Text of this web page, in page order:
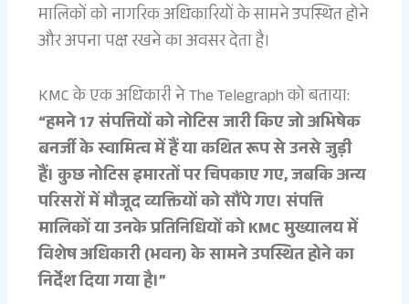
मालिकों को नागरिक अधिकारियों के सामने उपस्थित होने
और अपना पक्ष रखने का अवसर देता है।
KMC के एक अधिकारी ने The Telegraph को बताया:
“हमने 17 संपत्तियों को नोटिस जारी किए जो अभिषेक
बनर्जी के स्वामित्व में हैं या कथित रूप से उनसे जुड़ी
हैं। कुछ नोटिस इमारतों पर चिपकाए गए, जबकि अन्य
परिसरों में मौजूद व्यक्तियों को सौंपे गए। संपत्ति
मालिकों या उनके प्रतिनिधियों को KMC मुख्यालय में
विशेष अधिकारी (भवन) के सामने उपस्थित होने का
निर्देश दिया गया है।”